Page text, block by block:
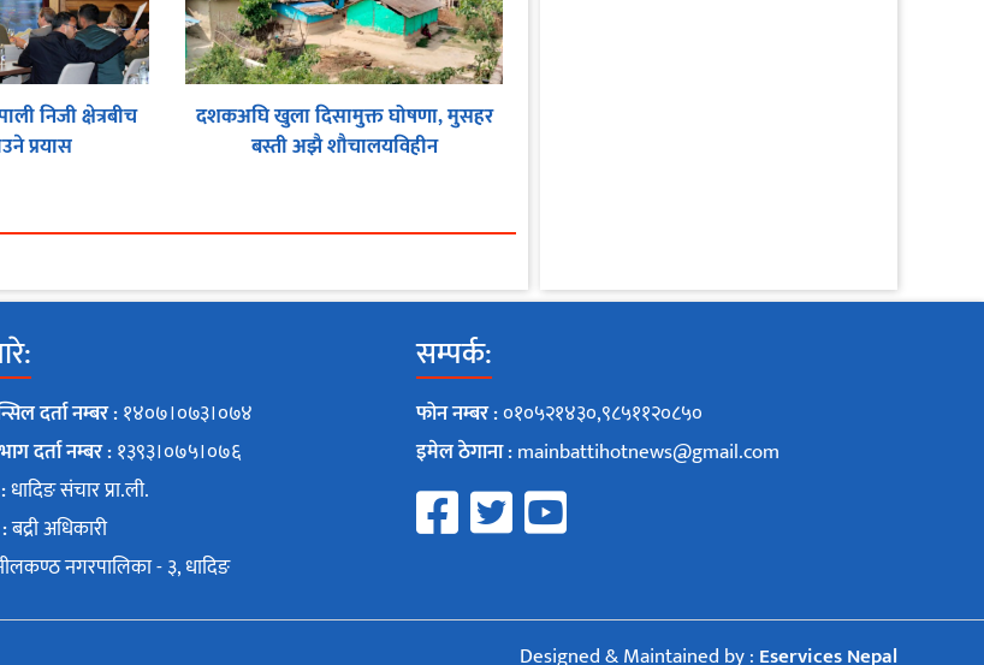
निजी क्षेत्रबीच
प्रयास
दशकअघि खुला दिसामुक्त घोषणा, मुसहर
बस्ती अझै शौचालयविहीन
दर्ता नम्बर :१४०७।०७३।०७४
दर्ता नम्बर :१३९३।०७५।०७६
धादिङ संचार प्रा.ली.
बद्री अधिकारी
नगरपालिका - ३, धादिङ
सम्पर्क:
फोन नम्बर :०१०५२१४३०,९८५११२०८५०
इमेल ठेगाना :mainbattihotnews@gmail.com
Designed & Maintained by : Eservices Nepal